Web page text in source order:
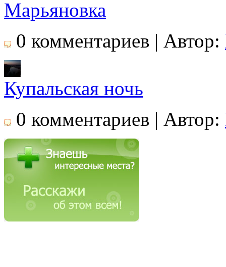
Марьяновка
0 комментариев | Автор:
Купальская ночь
0 комментариев | Автор: